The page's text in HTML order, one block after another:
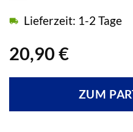
20,90 €
Lieferzeit: 1-2 Tage
ZUM